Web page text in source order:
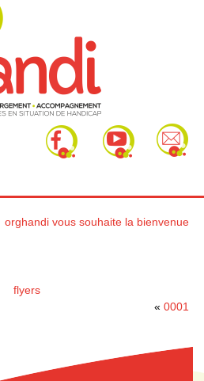
orghandi vous souhaite la bienvenue
flyers
« 0001